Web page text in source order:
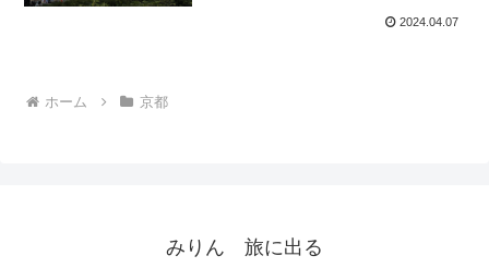
2024.04.07
ホーム 京都
みりん 旅に出る